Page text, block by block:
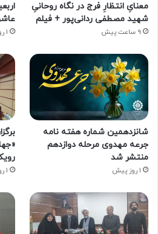
معنایِ انتظارِ فرج در نگاه روحانیِ
شهید مصطفی ردانی‌پور + فیلم
9 ساعت پیش 1 روز پیش
شانزدهمین شماره هفته‌ نامه
جرعه مهدوی مرحله دوازدهم
منتشر شد
1 روز پیش 1 روز پیش